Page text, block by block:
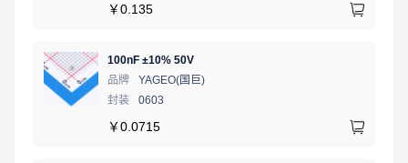
￥0.135
100nF ±10% 50V
品牌
YAGEO(国巨)
封装
0603
￥0.0715